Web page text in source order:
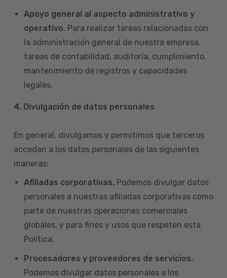
Apoyo general al aspecto administrativo y
operativo. Para realizar tareas relacionadas con
la administración general de nuestra empresa,
tareas de contabilidad, auditoría, cumplimiento,
mantenimiento de registros y capacidades
legales.
4. Divulgación de datos personales
En general, divulgamos y permitimos que terceros
accedan a los datos personales de las siguientes
maneras:
Afiliadas corporativas. Podemos divulgar datos
personales a nuestras afiliadas corporativas como
parte de nuestras operaciones comerciales
globales, y para fines y usos que respeten esta
Política.
Procesadores y proveedores de servicios.
Podemos divulgar datos personales a los